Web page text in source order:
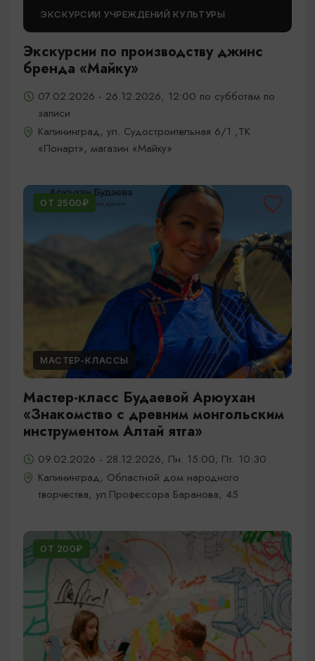
ЭКСКУРСИИ УЧРЕЖДЕНИЙ КУЛЬТУРЫ
Экскурсии по производству джинс
бренда «Майку»
07.02.2026 - 26.12.2026, 12:00 по субботам по
записи
Калининград, ул. Судостроительная 6/1 ,ТК
«Понарт», магазин «Майку»
ОТ 2500₽
МАСТЕР-КЛАССЫ
Мастер-класс Будаевой Арюухан
«Знакомство с древним монгольским
инструментом Алтай ятга»
09.02.2026 - 28.12.2026, Пн. 15:00; Пт. 10:30
Калининград, Областной дом народного
творчества, ул.Профессора Баранова, 45
ОТ 200₽